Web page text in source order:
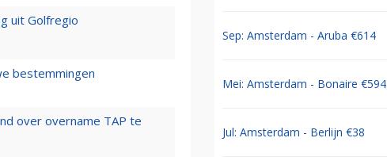
uit Golfregio
bestemmingen
over overname TAP te
Sep: Amsterdam - Aruba €614
Mei: Amsterdam - Bonaire €594
Jul: Amsterdam - Berlijn €38